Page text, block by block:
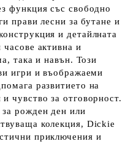
функция със свободно
прави лесни за бутане и
и детайлната
часове активна и
така и навън. Този
игри и въображаеми
развитието на
чувство за отговорност.
рожден ден или
колекция, Dickie
приключения и